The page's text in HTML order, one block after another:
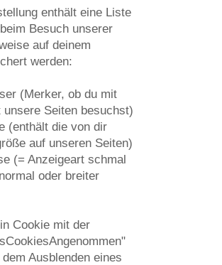
enthält eine Liste
Besuch unserer
auf deinem
werden:
(Merker, ob du mit
unsere Seiten besuchst)
(enthält die von dir
auf unseren Seiten)
(= Anzeigeart schmal
oder breiter
Cookie mit der
Ausblenden eines